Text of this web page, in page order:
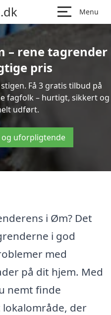
Menu
– rene tagrender
pris
Få 3 gratis tilbud på
fagfolk – hurtigt, sikkert og
udført.
og uforpligtende
i Øm? Det
i god
med
på dit hjem. Med
nemt finde
der